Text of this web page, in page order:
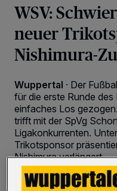
WSV:
neuer
Nishimura-
Wuppertal · Der
für die erste Runde
einfaches Los
trifft mit der SpVg
Ligakonkurrenten.
Trikotsponsor
Nishimura verlängert.